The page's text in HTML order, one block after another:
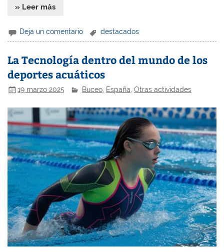
» Leer más
Deja un comentario destacados
La Tecnología dentro del mundo de los
deportes acuáticos
19 marzo 2025 Buceo España ,Otras actividades